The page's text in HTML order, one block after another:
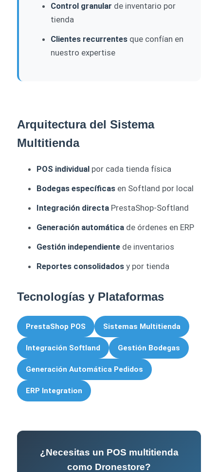
Control granular de inventario por
tienda
Clientes recurrentes que confían en
nuestro expertise
Arquitectura del Sistema
Multitienda
POS individual por cada tienda física
Bodegas específicas en Softland por local
Integración directa PrestaShop-Softland
Generación automática de órdenes en ERP
Gestión independiente de inventarios
Reportes consolidados y por tienda
Tecnologías y Plataformas
PrestaShop POS Sistemas Multitienda
Integración Softland Gestión Bodegas
Generación Automática Pedidos
ERP Integration
¿Necesitas un POS multitienda
como Dronestore?